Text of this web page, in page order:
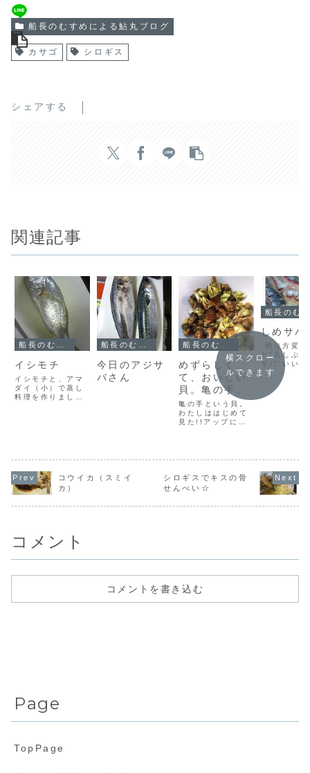
船長のむすめによる鮎丸ブログ
カサゴ シロギス
シェアする
関連記事
イシモチ
イシモチと、アマ
ダイ（小）で蒸し
料理を作りました
今日のアジサ
バさん
めずらしく
て、おいしい
貝。亀の手。
亀の手という貝。
わたしははじめて
見た!!アップにし
しめサバ
"切り方変だ
ど"久しぶり
サバ"いい型
がよく釣れ
たいです"
はウマイ"
さかりです
横スクロー
ルできます
コウイカ（スミイ
カ）
シロギスでキスの骨
せんべい☆
コメント
コメントを書き込む
Page
TopPage